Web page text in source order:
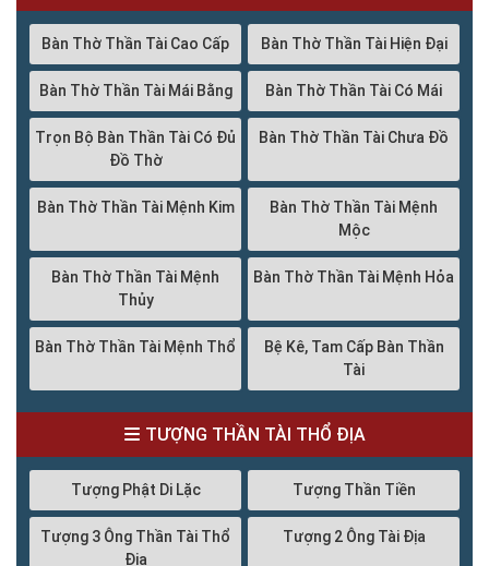
Bàn Thờ Thần Tài Cao Cấp Bàn Thờ Thần Tài Hiện Đại
Bàn Thờ Thần Tài Mái Bằng Bàn Thờ Thần Tài Có Mái
Trọn Bộ Bàn Thần Tài Có Đủ
Đồ Thờ
Bàn Thờ Thần Tài Chưa Đồ
Bàn Thờ Thần Tài Mệnh Kim
Bàn Thờ Thần Tài Mệnh
Mộc
Bàn Thờ Thần Tài Mệnh
Thủy
Bàn Thờ Thần Tài Mệnh Hỏa
Bàn Thờ Thần Tài Mệnh Thổ
Bệ Kê, Tam Cấp Bàn Thần
Tài
TƯỢNG THẦN TÀI THỔ ĐỊA
Tượng Phật Di Lặc Tượng Thần Tiền
Tượng 3 Ông Thần Tài Thổ
Địa
Tượng 2 Ông Tài Địa